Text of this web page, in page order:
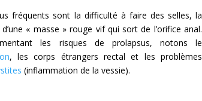
fréquents sont la difficulté à faire des selles, la
« masse » rouge vif qui sort de l’orifice anal.
les risques de prolapsus, notons le
, les corps étrangers rectal et les problèmes
(inflammation de la vessie).